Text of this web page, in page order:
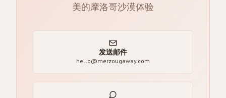
美的摩洛哥沙漠体验
发送邮件
hello@merzougaway.com